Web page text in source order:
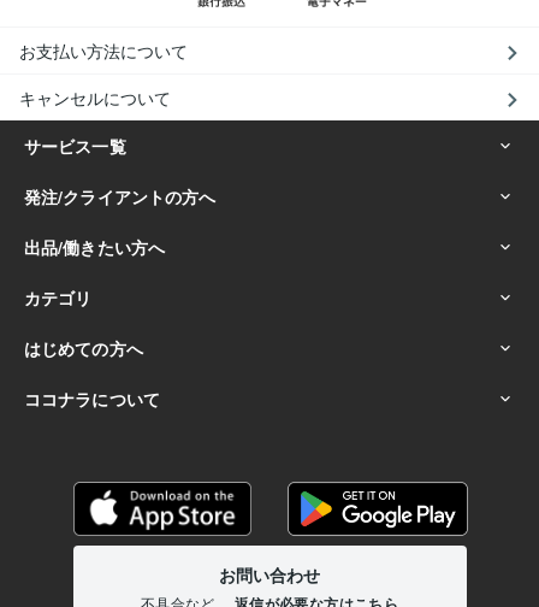
お支払い方法について
キャンセルについて